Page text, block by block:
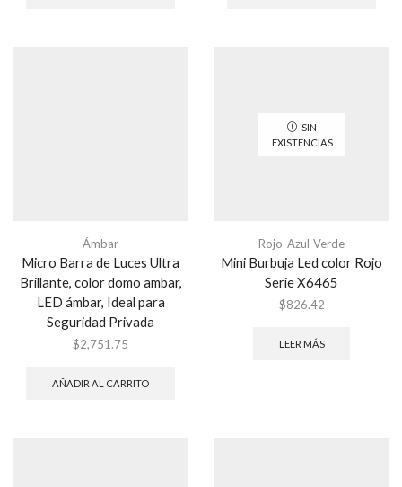
Ámbar
Micro Barra de Luces Ultra
Brillante, color domo ambar,
LED ámbar, Ideal para
Seguridad Privada
$2,751.75
AÑADIR AL CARRITO
SIN
EXISTENCIAS
Rojo-Azul-Verde
Mini Burbuja Led color Rojo
Serie X6465
$826.42
LEER MÁS